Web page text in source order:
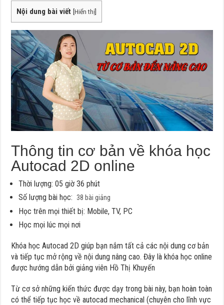
Nội dung bài viết [Hiển thị]
Thông tin cơ bản về khóa học
Autocad 2D online
Thời lượng: 05 giờ 36 phút
Số lượng bài học:38 bài giảng
Học trên mọi thiết bị: Mobile, TV, PC
Học mọi lúc mọi nơi
Khóa học Autocad 2D giúp bạn nắm tất cả các nội dung cơ bản
và tiếp tục mở rộng về nội dung nâng cao. Đây là khóa học online
được hướng dẫn bởi giảng viên Hồ Thị Khuyến
Từ cơ sở những kiến thức được dạy trong bài này, bạn hoàn toàn
có thể tiếp tục học về autocad mechanical (chuyên cho lĩnh vực